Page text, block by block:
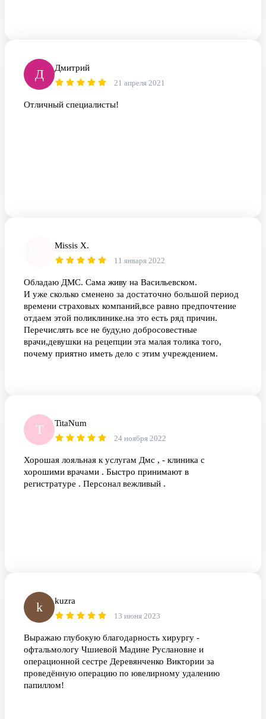
Д Дмитрий
21 апреля 2021
Отличный специалисты!
Missis X.
11 января 2022
Обладаю ДМС. Сама живу на Васильевском.
И уже сколько сменено за достаточно большой период
времени страховых компаний,все равно предпочтение
отдаем этой поликлинике.на это есть ряд причин.
Перечислять все не буду,но добросовестные
врачи,девушки на рецепции эта малая толика того,
почему приятно иметь дело с этим учреждением.
T TitaNum
24 ноября 2022
Хорошая лояльная к услугам Дмс , - клиника с
хорошими врачами . Быстро принимают в
регистратуре . Персонал вежливый .
k kuzra
13 июня 2023
Выражаю глубокую благодарность хирургу -
офтальмологу Чшиевой Мадине Руслановне и
операционной сестре Деревянченко Виктории за
проведённую операцию по ювелирному удалению
папиллом!